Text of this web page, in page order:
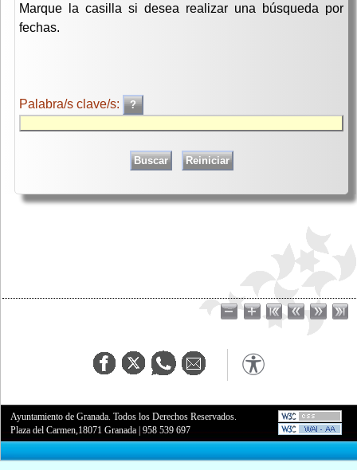
Marque la casilla si desea realizar una búsqueda por
fechas.
Palabra/s clave/s:
Ayuntamiento de Granada. Todos los Derechos Reservados.
Plaza del Carmen,18071 Granada |958 539 697